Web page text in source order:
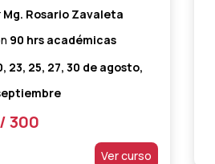
Mg. Rosario Zavaleta
90 hrs académicas
23, 25, 27, 30 de agosto,
300
Ver curso